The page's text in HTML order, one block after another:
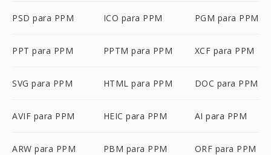
PSD para PPM ICO para PPM PGM para PPM
PPT para PPM PPTM para PPM XCF para PPM
SVG para PPM HTML para PPM DOC para PPM
AVIF para PPM HEIC para PPM AI para PPM
ARW para PPM PBM para PPM ORF para PPM